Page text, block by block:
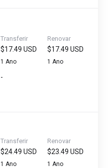
Transferir
$17.49 USD
1 Ano
Renovar
$17.49 USD
1 Ano
-
Transferir
$24.49 USD
1 Ano
Renovar
$23.49 USD
1 Ano